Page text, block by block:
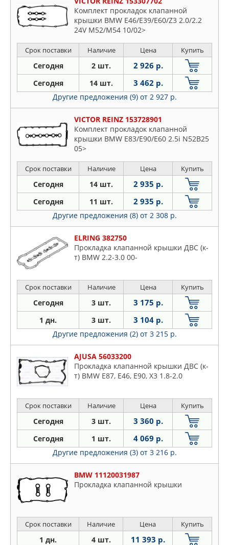
Комплект прокладок клапанной
крышки BMW E46/E39/E60/Z3 2.0/2.2
24V M52/M54 10/02>
Срок поставки Наличие Цена Купить
Сегодня 2 шт. 2 926 р.
Сегодня 14 шт. 3 462 р.
Другие предложения (9) от 2 927 р.
VICTOR REINZ 153728901
Комплект прокладок клапанной
крышки BMW E83/E90/E60 2.5i N52B25
05>
Срок поставки Наличие Цена Купить
Сегодня 14 шт. 2 935 р.
Сегодня 11 шт. 2 935 р.
Другие предложения (8) от 2 308 р.
ELRING 382750
Прокладка клапанной крышки ДВС (к-
т) BMW 2.2-3.0 00-
Срок поставки Наличие Цена Купить
Сегодня 3 шт. 3 175 р.
1 дн. 3 шт. 3 104 р.
Другие предложения (2) от 3 215 р.
AJUSA 56033200
Прокладка клапанной крышки ДВС (к-
т) BMW E87, E46, E90, X3 1.8-2.0
Срок поставки Наличие Цена Купить
Сегодня 3 шт. 3 360 р.
Сегодня 1 шт. 4 069 р.
Другие предложения (3) от 3 216 р.
BMW 11120031987
Прокладка клапанной крышки
Срок поставки Наличие Цена Купить
1 дн. 4 шт. 11 393 р.